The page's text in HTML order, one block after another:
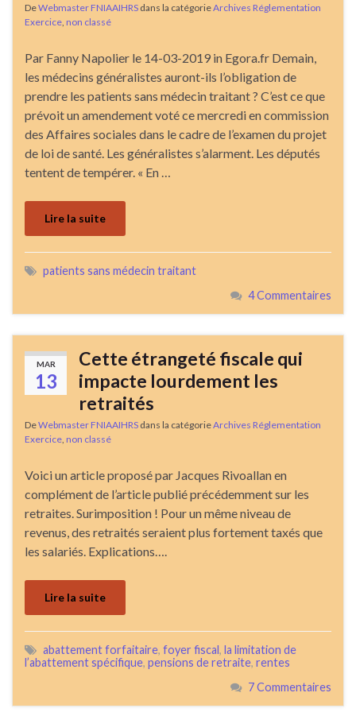
DeWebmaster FNIAAIHRS dans la catégorieArchives Réglementation
Exercice non classé
Par Fanny Napolier le 14-03-2019 in Egora.fr Demain,
les médecins généralistes auront-ils l’obligation de
prendre les patients sans médecin traitant ? C’est ce que
prévoit un amendement voté ce mercredi en commission
des Affaires sociales dans le cadre de l’examen du projet
de loi de santé. Les généralistes s’alarment. Les députés
tentent de tempérer. « En …
Lire la suite
patients sans médecin traitant
4 Commentaires
MAR
13
Cette étrangeté fiscale qui
impacte lourdement les
retraités
DeWebmaster FNIAAIHRS dans la catégorieArchives Réglementation
Exercice non classé
Voici un article proposé par Jacques Rivoallan en
complément de l’article publié précédemment sur les
retraites. Surimposition ! Pour un même niveau de
revenus, des retraités seraient plus fortement taxés que
les salariés. Explications….
Lire la suite
abattement forfaitaire, foyer fiscal, la limitation de
l’abattement spécifique, pensions de retraite, rentes
7 Commentaires